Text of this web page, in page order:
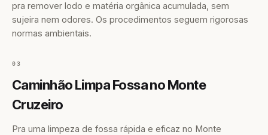
pra remover lodo e matéria orgânica acumulada, sem
sujeira nem odores. Os procedimentos seguem rigorosas
normas ambientais.
03
Caminhão Limpa Fossa no Monte
Cruzeiro
Pra uma limpeza de fossa rápida e eficaz no Monte